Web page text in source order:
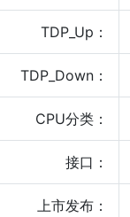
TDP_Up：
TDP_Down：
CPU分类：
接口：
上市发布：